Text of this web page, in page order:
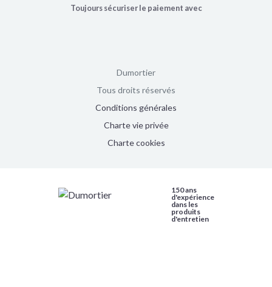
Toujours sécuriser le paiement avec
Dumortier
Tous droits réservés
Conditions générales
Charte vie privée
Charte cookies
150 ans
d'expérience
dans les
produits
d'entretien